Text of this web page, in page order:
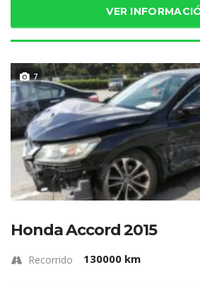
VER
7
Honda Accord 2015
Recorrido 130000 km